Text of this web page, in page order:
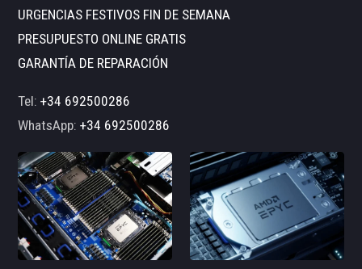
URGENCIAS FESTIVOS FIN DE SEMANA
PRESUPUESTO ONLINE GRATIS
GARANTÍA DE REPARACIÓN
Tel:+34 692500286
WhatsApp:+34 692500286